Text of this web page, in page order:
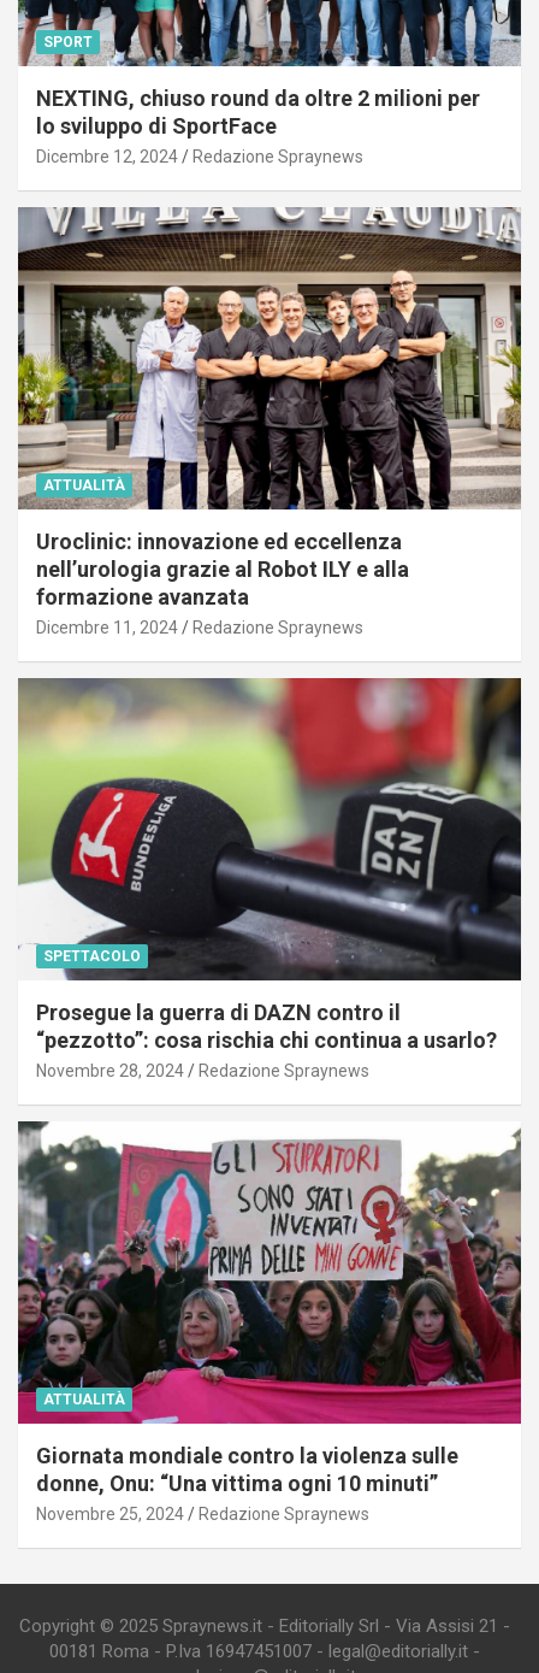
SPORT
NEXTING, chiuso round da oltre 2 milioni per
lo sviluppo di SportFace
Dicembre 12, 2024 Redazione Spraynews
ATTUALITÀ
Uroclinic: innovazione ed eccellenza
nell’urologia grazie al Robot ILY e alla
formazione avanzata
Dicembre 11, 2024 Redazione Spraynews
SPETTACOLO
Prosegue la guerra di DAZN contro il
“pezzotto”: cosa rischia chi continua a usarlo?
Novembre 28, 2024 Redazione Spraynews
ATTUALITÀ
Giornata mondiale contro la violenza sulle
donne, Onu: “Una vittima ogni 10 minuti”
Novembre 25, 2024 Redazione Spraynews
Copyright © 2025 Spraynews.it - Editorially Srl - Via Assisi 21 -
00181 Roma - P.Iva 16947451007 - legal@editorially.it -